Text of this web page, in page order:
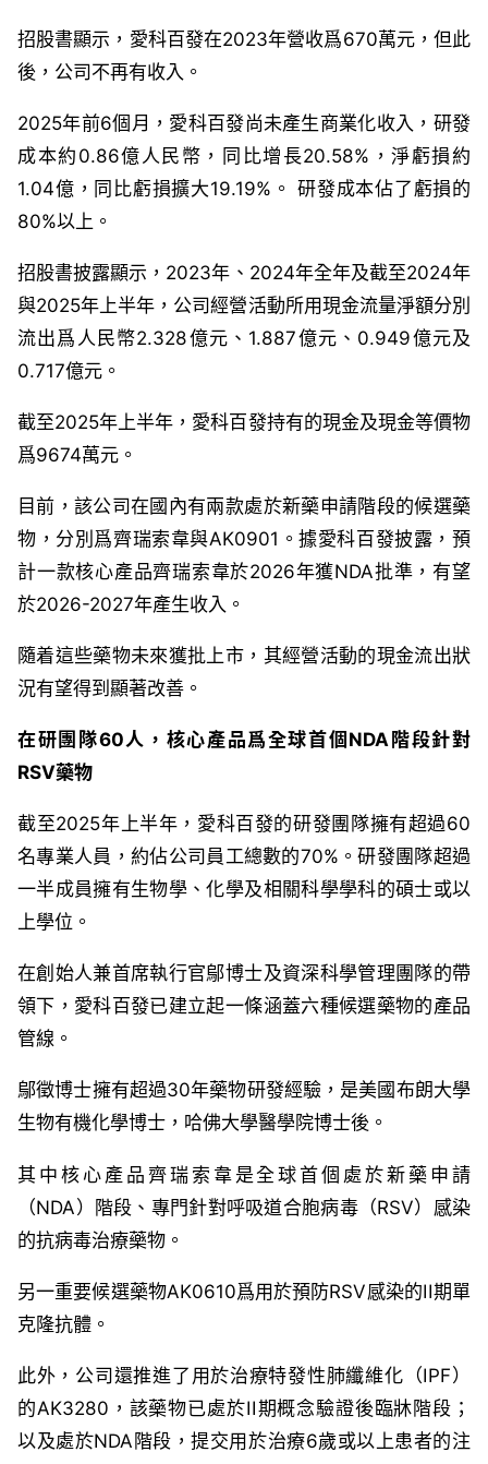
招股書顯示，愛科百發在2023年營收爲670萬元，但此
後，公司不再有收入。
2025年前6個月， 愛科百發尚未產生商業化收入，研發
成本約0.86億人民幣，同比增長20.58% ，淨虧損約
1.04億，同比虧損擴大19.19% 。 研發成本佔了虧損的
80%以上。
招股書披露顯示， 2023年、 2024年全年及截至2024年
與2025年上半年，公司經營活動所用現金流量淨額分別
流出爲人民幣2.328億元、 1.887億元、 0.949億元及
0.717億元。
截至2025年上半年，愛科百發持有的現金及現金等價物
爲9674萬元。
目前，該公司在國內有兩款處於新藥申請階段的候選藥
物，分別爲齊瑞索韋與AK0901 。據愛科百發披露，預
計一款核心產品齊瑞索韋於2026年獲NDA批準，有望
於2026-2027年產生收入。
隨着這些藥物未來獲批上市，其經營活動的現金流出狀
況有望得到顯著改善。
在研團隊60人，核心產品爲全球首個NDA 階段針對
RSV藥物
截至2025年上半年 ， 愛科百發的研發團隊擁有超過60
名專業人員，約佔公司員工總數的70% 。研發團隊超過
一半成員擁有生物學、化學及相關科學學科的碩士或以
上學位。
在創始人兼首席執行官鄔博士及資深科學管理團隊的帶
領下，愛科百發已建立起一條涵蓋六種候選藥物的產品
管線。
鄔徵博士擁有超過30年藥物研發經驗，是美國布朗大學
生物有機化學博士，哈佛大學醫學院博士後。
其中核心產品齊瑞索韋是全球首個處於新藥申請
（NDA）階段、專門針對呼吸道合胞病毒（RSV）感染
的抗病毒治療藥物。
另一重要候選藥物AK0610爲用於預防RSV感染的II期單
克隆抗體。
此外，公司還推進了用於治療特發性肺纖維化（IPF）
的AK3280 ，該藥物已處於II期概念驗證後臨牀階段；
以及處於NDA階段 ，提交用於治療6歲或以上患者的注